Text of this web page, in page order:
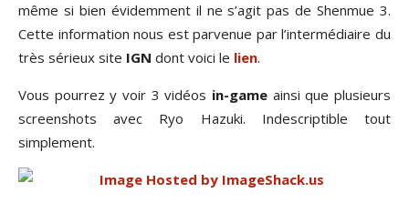
même si bien évidemment il ne s’agit pas de Shenmue 3.
Cette information nous est parvenue par l’intermédiaire du
très sérieux site IGN dont voici le lien.
Vous pourrez y voir 3 vidéos in-game ainsi que plusieurs
screenshots avec Ryo Hazuki. Indescriptible tout
simplement.